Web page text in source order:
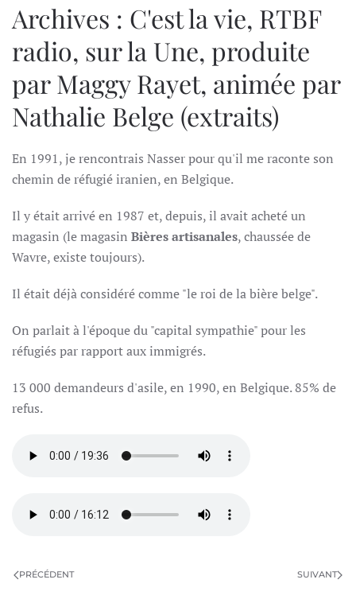
Archives : C'est la vie, RTBF
radio, sur la Une, produite
par Maggy Rayet, animée par
Nathalie Belge (extraits)
En 1991, je rencontrais Nasser pour qu'il me raconte son
chemin de réfugié iranien, en Belgique.
Il y était arrivé en 1987 et, depuis, il avait acheté un
magasin (le magasin Bières artisanales, chaussée de
Wavre, existe toujours).
Il était déjà considéré comme "le roi de la bière belge".
On parlait à l'époque du "capital sympathie" pour les
réfugiés par rapport aux immigrés.
13 000 demandeurs d'asile, en 1990, en Belgique. 85% de
refus.
PRÉCÉDENT SUIVANT